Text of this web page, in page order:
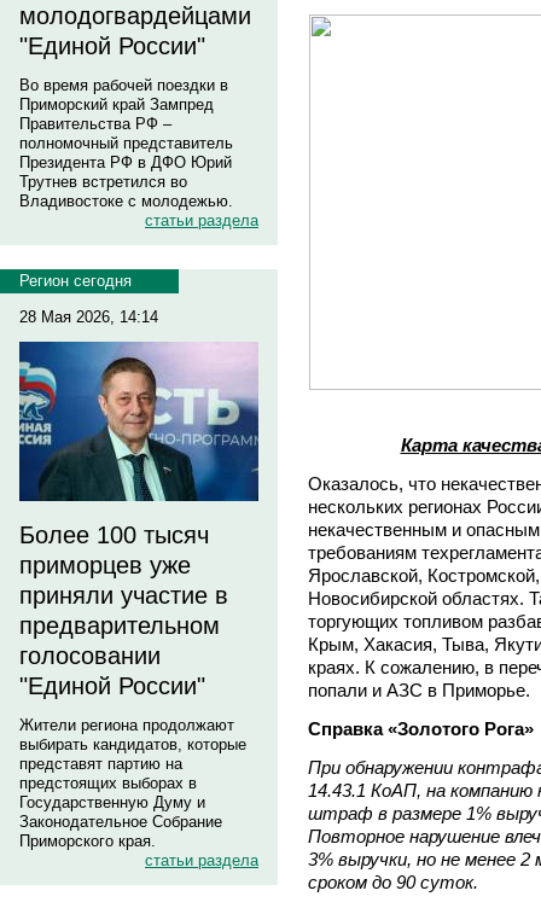
молодогвардейцами
"Единой России"
Во время рабочей поездки в
Приморский край Зампред
Правительства РФ –
полномочный представитель
Президента РФ в ДФО Юрий
Трутнев встретился во
Владивостоке с молодежью.
статьи раздела
Регион сегодня
28 Мая 2026, 14:14
Более 100 тысяч
приморцев уже
приняли участие в
предварительном
голосовании
"Единой России"
Жители региона продолжают
выбирать кандидатов, которые
представят партию на
предстоящих выборах в
Государственную Думу и
Законодательное Собрание
Приморского края.
статьи раздела
Карта
Оказалось, что
нескольких регионах
некачественным и
требованиям
Ярославской,
Новосибирской областях.
торгующих топливом
Крым, Хакасия, Тыва,
краях. К сожалению, в
попали и АЗС в Приморье.
Справка «Золотого Рога»
При обнаружении
14.43.1 КоАП, на
штраф в размере 1%
Повторное нарушение
3% выручки, но не менее
сроком до 90 суток.